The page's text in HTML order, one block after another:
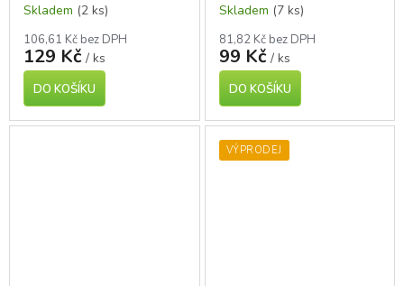
Skladem (2 ks)
106,61 Kč bez DPH
129 Kč / ks
DO KOŠÍKU
Skladem (7 ks)
81,82 Kč bez DPH
99 Kč / ks
DO KOŠÍKU
VÝPRODEJ